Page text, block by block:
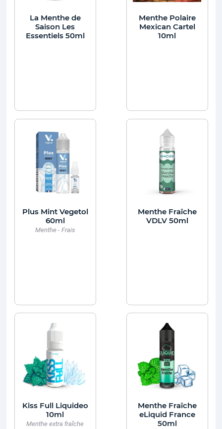
La Menthe de
Saison Les
Essentiels 50ml
Menthe Polaire
Mexican Cartel
10ml
Plus Mint Vegetol
60ml
Menthe - Frais
Menthe Fraîche
VDLV 50ml
Kiss Full Liquideo
10ml
Menthe extra fraîche
Menthe Fraîche
eLiquid France
50ml